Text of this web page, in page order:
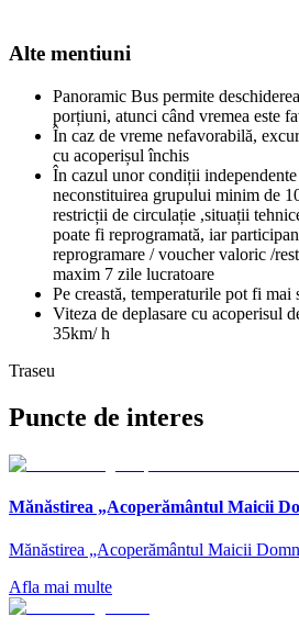
Alte mentiuni
Panoramic Bus permite
porțiuni, atunci când vremea este
În caz de vreme nefavorabilă,
cu acoperișul închis
În cazul unor condiții
neconstituirea grupului minim de
restricții de circulație ,situații
poate fi reprogramată, iar
reprogramare / voucher valoric /
maxim 7 zile lucratoare
Pe creastă, temperaturile pot fi mai
Viteza de deplasare cu acoperisul
35km/ h
Traseu
Puncte de interes
Mănăstirea „Acoperământul Maicii
Mănăstirea „Acoperământul Maicii
Afla mai multe